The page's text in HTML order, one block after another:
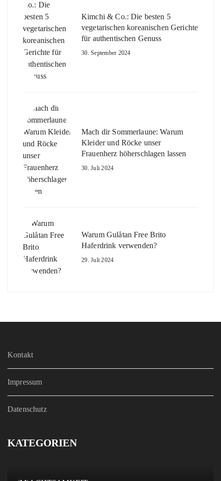
Kimchi & Co.: Die besten 5
vegetarischen koreanischen Gerichte
für authentischen Genuss
30. September 2024
Mach dir Sommerlaune: Warum
Kleider und Röcke unser
Frauenherz höherschlagen lassen
30. Juli 2024
Warum Gulåtan Free Brito
Haferdrink verwenden?
29. Juli 2024
Kontakt
Impressum
Datenschutz
KATEGORIEN